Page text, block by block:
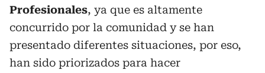
Profesionales, ya que es altamente
concurrido por la comunidad y se han
presentado diferentes situaciones, por eso,
han sido priorizados para hacer